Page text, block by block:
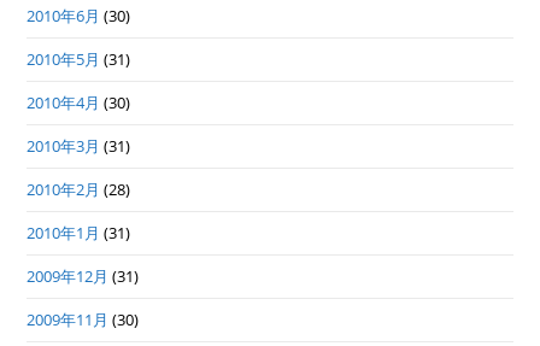
2010年6月 (30)
2010年5月 (31)
2010年4月 (30)
2010年3月 (31)
2010年2月 (28)
2010年1月 (31)
2009年12月 (31)
2009年11月 (30)